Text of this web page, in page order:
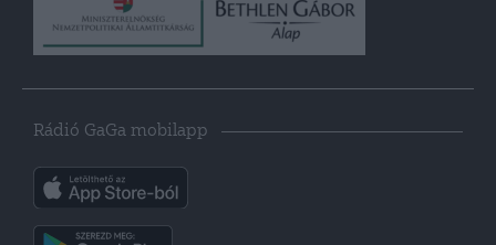
Rádió GaGa mobilapp